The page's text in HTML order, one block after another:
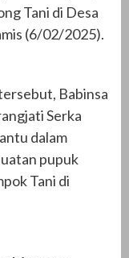
Tani di Desa
(6/02/2025).
Babinsa
Serka
dalam
pupuk
Tani di